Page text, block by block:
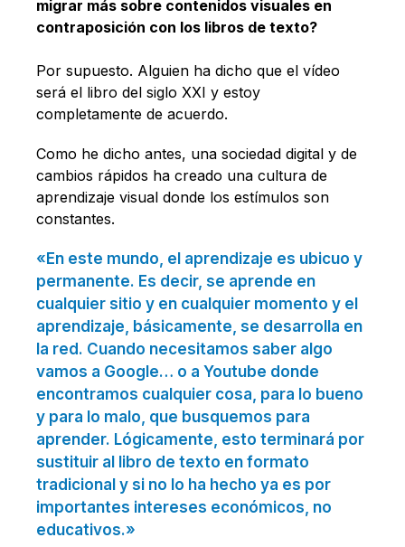
migrar más sobre contenidos visuales en
contraposición con los libros de texto?
Por supuesto. Alguien ha dicho que el vídeo
será el libro del siglo XXI y estoy
completamente de acuerdo.
Como he dicho antes, una sociedad digital y de
cambios rápidos ha creado una cultura de
aprendizaje visual donde los estímulos son
constantes.
«En este mundo, el aprendizaje es ubicuo y
permanente. Es decir, se aprende en
cualquier sitio y en cualquier momento y el
aprendizaje, básicamente, se desarrolla en
la red. Cuando necesitamos saber algo
vamos a Google… o a Youtube donde
encontramos cualquier cosa, para lo bueno
y para lo malo, que busquemos para
aprender. Lógicamente, esto terminará por
sustituir al libro de texto en formato
tradicional y si no lo ha hecho ya es por
importantes intereses económicos, no
educativos.»